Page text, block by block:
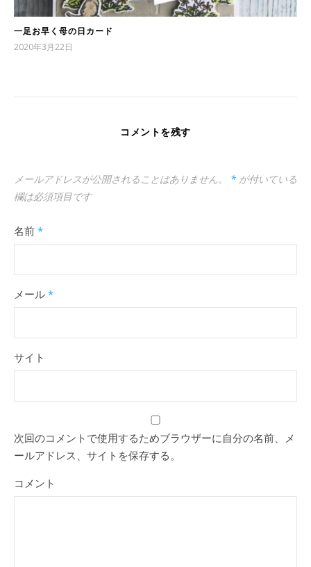
一足お早く母の日カード
2020年3月22日
コメントを残す
メールアドレスが公開されることはありません。 * が付いている
欄は必須項目です
名前 *
メール *
サイト
次回のコメントで使用するためブラウザーに自分の名前、メ
ールアドレス、サイトを保存する。
コメント